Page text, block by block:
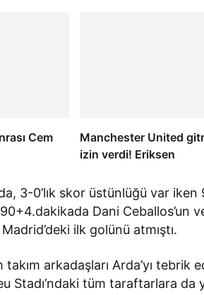
Cem
Manchester United
izin verdi! Eriksen
3-0’lık skor üstünlüğü var
Dani Ceballos’un
ilk golünü atmıştı.
arkadaşları Arda’yı
Stadı’ndaki tüm taraftarlara da